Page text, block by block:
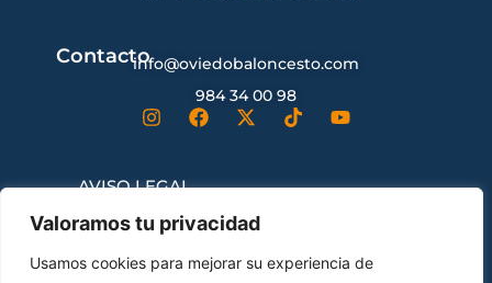
Valoramos tu privacidad
Usamos cookies para mejorar su experiencia de
Contactoinfo@oviedobaloncesto.com
984 34 00 98
AVISO LEGAL